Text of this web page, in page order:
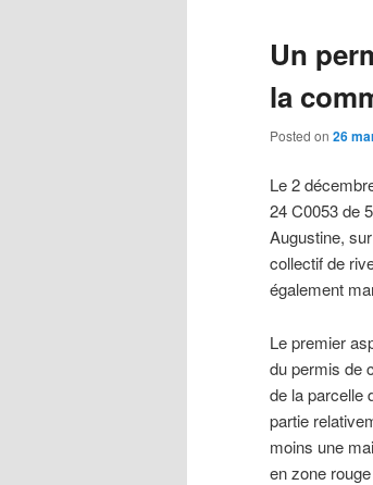
Un
la
Posted on 26
Le 2
24 C0053 de
Augustine,
collectif de
également
Le premier
du permis de
de la parcelle
partie
moins une
en zone